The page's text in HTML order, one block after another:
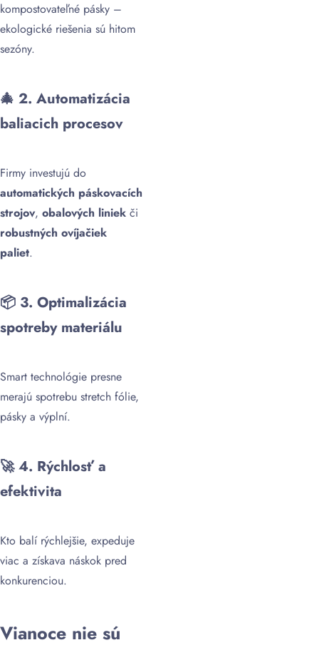
kompostovateľné pásky –
ekologické riešenia sú hitom
sezóny.
🎄 2. Automatizácia
baliacich procesov
Firmy investujú do
automatických páskovacích
strojov, obalových liniek či
robustných ovíjačiek
paliet.
📦 3. Optimalizácia
spotreby materiálu
Smart technológie presne
merajú spotrebu stretch fólie,
pásky a výplní.
🚀4. Rýchlosť a
efektivita
Kto balí rýchlejšie, expeduje
viac a získava náskok pred
konkurenciou.
Vianoce nie sú